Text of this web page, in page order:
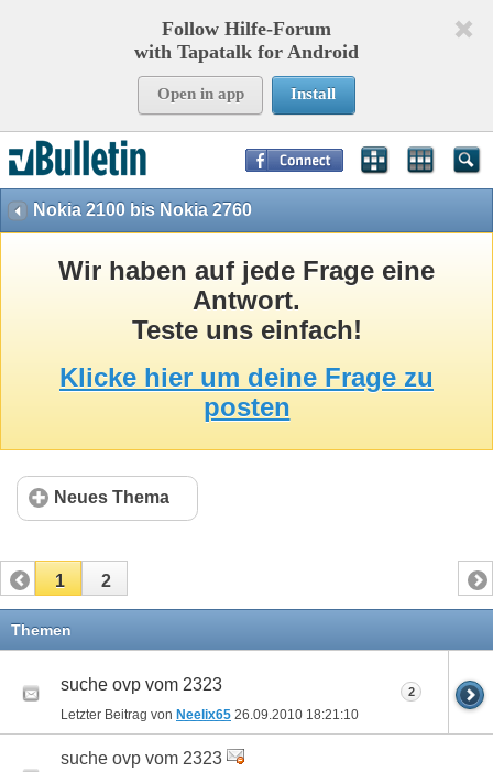
Follow Hilfe-Forum
with Tapatalk for Android
Open in app Install
Nokia 2100 bis Nokia 2760
Wir haben auf jede Frage eine
Antwort.
Teste uns einfach!
Klicke hier um deine Frage zu
posten
Neues Thema
1 2
Themen
suche ovp vom 2323
Letzter Beitrag von Neelix65 26.09.2010 18:21:10
2
suche ovp vom 2323
Page Time:0,15369
Templates:34